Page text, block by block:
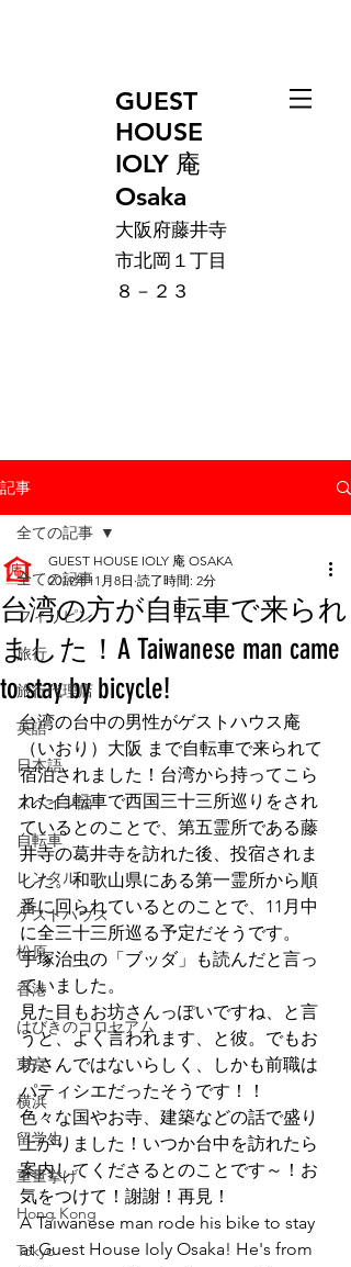
GUEST
HOUSE
IOLY 庵
Osaka
大阪府藤井寺
市北岡１丁目
８－２３
記事
全ての記事
フィリピン
旅行
旅行代理店
英語
日本語
スペイン語
自転車
レンタル
ゲストハウス
松原
香港
はびきのコロセアム
東京
横浜
留学生
重量挙げ
Hong Kong
Tokyo
全ての記事
台湾の方が自転車で来られ
ました！A Taiwanese man came
to stay by bicycle!
GUEST HOUSE IOLY 庵 OSAKA
2019年11月8日 読了時間: 2分
台湾の台中の男性がゲストハウス庵
（いおり）大阪 まで自転車で来られて
宿泊されました！台湾から持ってこら
れた自転車で西国三十三所巡りをされ
ているとのことで、第五霊所である藤
井寺の葛井寺を訪れた後、投宿されま
した。和歌山県にある第一霊所から順
番に回られているとのことで、11月中
に全三十三所巡る予定だそうです。
手塚治虫の「ブッダ」も読んだと言っ
ていました。
見た目もお坊さんっぽいですね、と言
うと、よく言われます、と彼。でもお
坊さんではないらしく、しかも前職は
パティシエだったそうです！！
色々な国やお寺、建築などの話で盛り
上がりました！いつか台中を訪れたら
案内してくださるとのことです～！お
気をつけて！謝謝！再見！
A Taiwanese man rode his bike to stay
at Guest House Ioly Osaka! He's from